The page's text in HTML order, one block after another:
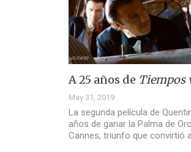
A 25 años de Tiempos
May 31, 2019
La segunda película de
años de ganar la Palma de
Cannes, triunfo que convirtió